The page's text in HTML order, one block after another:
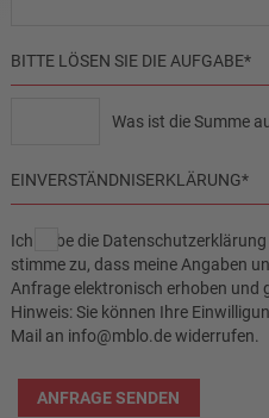
PFLICHTFELD
BITTE LÖSEN SIE DIE AUFGABE*
Was ist die Summe
EINVERSTÄNDNISERKLÄRUNG*
Ich habe die Datenschutzerklärung
stimme zu, dass meine Angaben
Anfrage elektronisch erhoben und
Hinweis: Sie können Ihre
Mail an info@mblo.de widerrufen.
ANFRAGE SENDEN